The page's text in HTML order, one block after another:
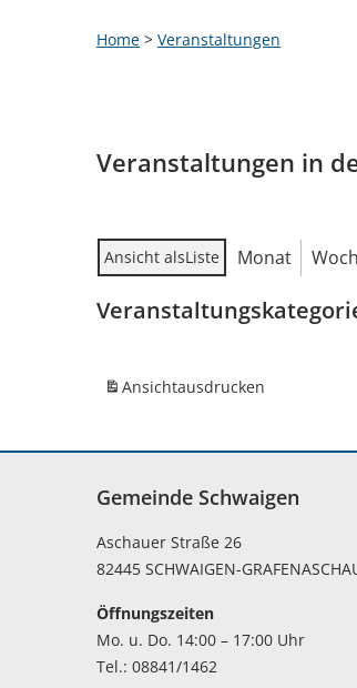
Home > Veranstaltungen
Veranstaltungen in
Ansicht alsListe Monat
Ansichtausdrucken
Gemeinde Schwaigen
Aschauer Straße 26
82445 SCHWAIGEN-
Öffnungszeiten
Mo. u. Do. 14:00 – 17:00 Uhr
Tel.: 08841/1462